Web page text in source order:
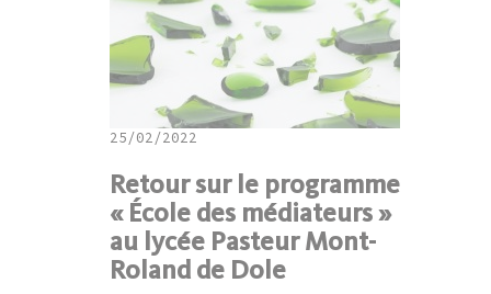
25/02/2022
Retour sur le programme
« École des médiateurs »
au lycée Pasteur Mont-
Roland de Dole